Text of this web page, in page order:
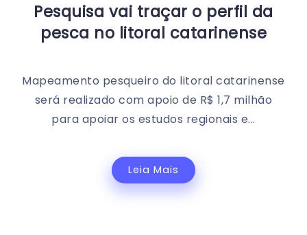
Pesquisa vai traçar o perfil da
pesca no litoral catarinense
Mapeamento pesqueiro do litoral catarinense
será realizado com apoio de R$ 1,7 milhão
para apoiar os estudos regionais e...
Leia Mais